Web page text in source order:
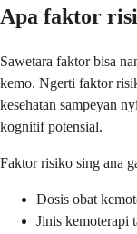
Apa faktor
Sawetara faktor bisa
kemo. Ngerti faktor
kesehatan sampeyan
kognitif potensial.
Faktor risiko sing ana
Dosis obat
Jinis kemoterapi